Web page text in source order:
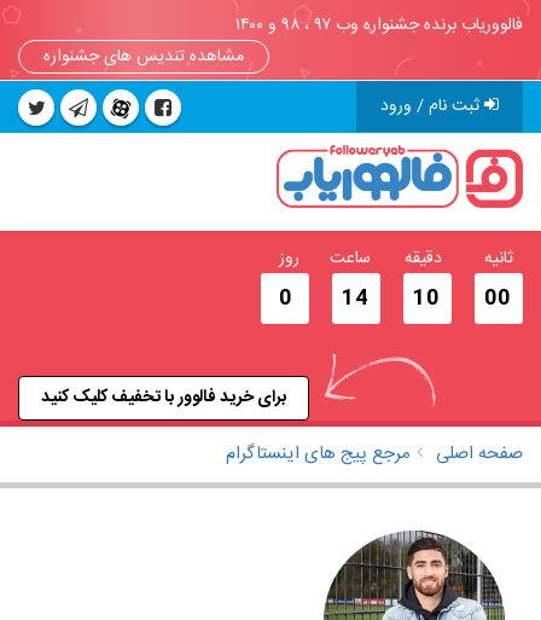
فالووریاب برنده جشنواره وب ۹۷ ، ۹۸ و ۱۴۰۰
مشاهده تندیس های جشنواره
ثبت نام / ورود
00
ثانیه
10
دقیقه
14
ساعت
0
روز
برای خرید فالوور با تخفیف کلیک کنید
صفحه اصلی مرجع پیج های اینستاگرام